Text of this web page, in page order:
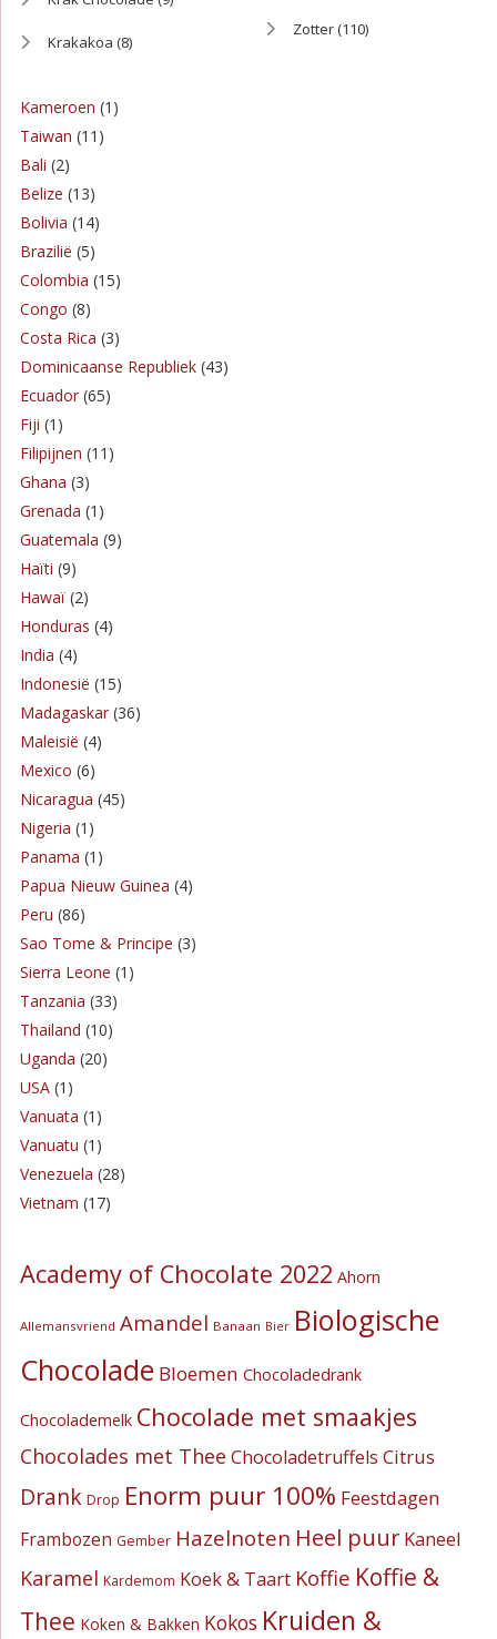
Krakakoa (8)
Zotter(110)
Kameroen (1)
Taiwan (11)
Bali (2)
Belize (13)
Bolivia (14)
Brazilië (5)
Colombia (15)
Congo (8)
Costa Rica (3)
Dominicaanse Republiek (43)
Ecuador (65)
Fiji (1)
Filipijnen (11)
Ghana (3)
Grenada (1)
Guatemala (9)
Haïti (9)
Hawaï (2)
Honduras (4)
India (4)
Indonesië (15)
Madagaskar (36)
Maleisië (4)
Mexico (6)
Nicaragua (45)
Nigeria (1)
Panama (1)
Papua Nieuw Guinea (4)
Peru (86)
Sao Tome & Principe (3)
Sierra Leone (1)
Tanzania (33)
Thailand (10)
Uganda (20)
USA (1)
Vanuata (1)
Vanuatu (1)
Venezuela (28)
Vietnam (17)
Academy of Chocolate 2022 Ahorn
Allemansvriend Amandel Banaan Bier Biologische
Chocolade Bloemen Chocoladedrank
Chocolademelk Chocolade met smaakjes
Chocolades met Thee Chocoladetruffels Citrus
Drank Drop Enorm puur 100% Feestdagen
Frambozen Gember Hazelnoten Heel puur Kaneel
Karamel Kardemom Koek & Taart Koffie Koffie &
Thee Koken & Bakken Kokos Kruiden &